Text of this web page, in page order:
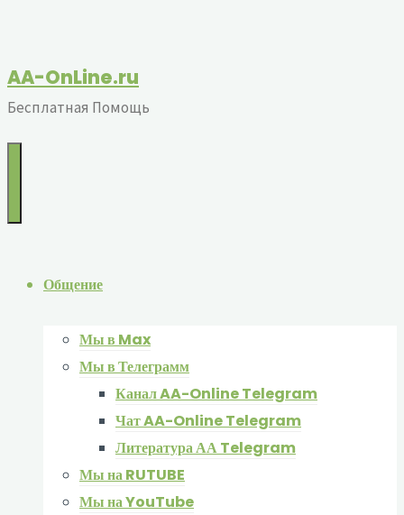
AA-OnLine.ru
Бесплатная Помощь
Общение
Мы в Max
Мы в Телеграмм
Канал AA-Online Telegram
Чат AA-Online Telegram
Литература АА Telegram
Мы на RUTUBE
Мы на YouTube